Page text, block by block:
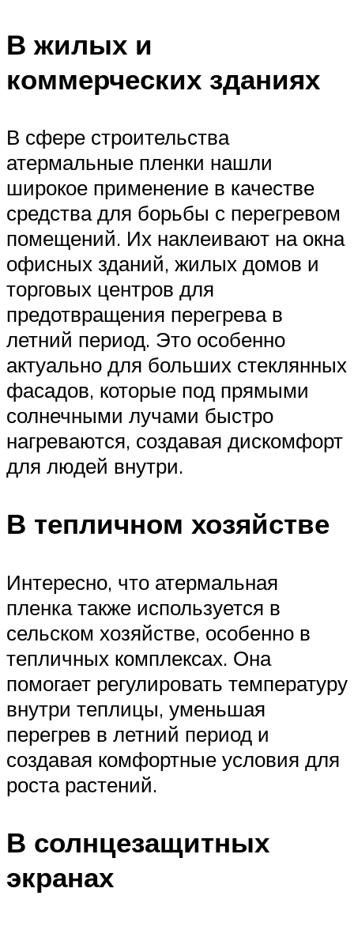
В жилых и
коммерческих зданиях
В сфере строительства
атермальные пленки нашли
широкое применение в качестве
средства для борьбы с перегревом
помещений. Их наклеивают на окна
офисных зданий, жилых домов и
торговых центров для
предотвращения перегрева в
летний период. Это особенно
актуально для больших стеклянных
фасадов, которые под прямыми
солнечными лучами быстро
нагреваются, создавая дискомфорт
для людей внутри.
В тепличном хозяйстве
Интересно, что атермальная
пленка также используется в
сельском хозяйстве, особенно в
тепличных комплексах. Она
помогает регулировать температуру
внутри теплицы, уменьшая
перегрев в летний период и
создавая комфортные условия для
роста растений.
В солнцезащитных
экранах